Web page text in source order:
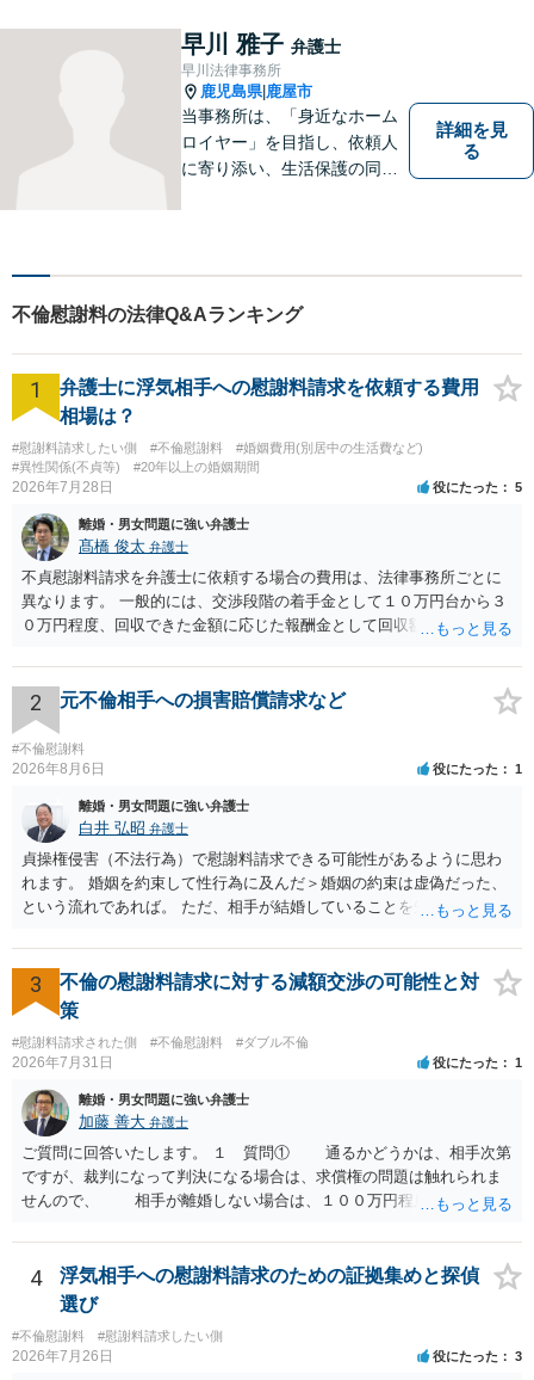
早川 雅子 弁護士
早川法律事務所
鹿児島県| 鹿屋市
当事務所は、「身近なホーム
ロイヤー」を目指し、依頼人
に寄り添い、生活保護の同行
詳細を見
る
不倫慰謝料の法律Q&Aランキング
1
弁護士に浮気相手への慰謝料請求を依頼する費用
相場は？
#慰謝料請求したい側 #不倫慰謝料
#婚姻費用(別居中の生活費など)
#異性関係(不貞等)
#20年以上の婚姻期間
2026年7月28日 役にたった 5
離婚・男女問題に強い弁護士
髙橋 俊太 弁護士
不貞慰謝料請求を弁護士に依頼する場合の費用は、法律事務所ごとに
異なります。 一般的には、交渉段階の着手金として１０万円台から３
０万円程度、回収できた金額に応じた報酬金として回収額の１０％か
には、追加着手金や日当、実費が発生することもあります。 もっと
も、証拠が十分にあるか、相手方の住所・勤務先が分かるか、慰謝料
額、離婚の有無、交渉で終わるか訴訟まで見込むかによって、費用は
変わり得ます。依頼前に、交渉だけの場合、訴訟になった場合、回収
できなかった場合の費用を確認しておくとよいでしょう。 弁護士選び
通しを過度に楽観的に言い過ぎないか、質問に具体的に答えてくれる
か、連絡方法（メール、電話、弁護士直接か事務局員を介するかな
ど）や対応スピードが合うかを確認するとよいと思います。いずれに
しましても、弁護士への相談・依頼にあたっては、証拠資料、夫と相
手方の関係、相手方の氏名・住所等、夫婦関係への影響、離婚予定の
2 元不倫相手への損害賠償請求など
#不倫慰謝料
2026年8月6日 役にたった 1
離婚・男女問題に強い弁護士
白井 弘昭 弁護士
貞操権侵害（不法行為）で慰謝料請求できる可能性があるように思わ
れます。 婚姻を約束して性行為に及んだ＞婚姻の約束は虚偽だった、
という流れであれば。 ただ、相手が結婚していることを知って行為に
性も認められそうですので、あまり慰謝料は高額にならないように思
われます。 一度、最寄りの弁護士に相談してみてください。
3
不倫の慰謝料請求に対する減額交渉の可能性と対
策
#慰謝料請求された側 #不倫慰謝料 #ダブル不倫
2026年7月31日 役にたった 1
離婚・男女問題に強い弁護士
加藤 善大 弁護士
ご質問に回答いたします。 １ 質問① 通るかどうかは、相手次第
ですが、裁判になって判決になる場合は、求償権の問題は触れられま
せんので、 相手が離婚しない場合は、１００万円程度となる可能
するデメリットはありますから（経済的、時間的、精神的負担等）、
反対にご自身が、裁判も辞さずという姿勢を示すことで、プラス
に働く可能性は有り得ます。 交渉で解決する多くの場合は、相手
が弁護士に依頼しているケースで、５０万円以下で合意できる場合は
稀であると思います。 通常は、６０万円から８０万円程度になる
ことが多いというのが私の印象です。 ２ 質問② ご記載の内容が
4
浮気相手への慰謝料請求のための証拠集めと探偵
選び
#不倫慰謝料 #慰謝料請求したい側
2026年7月26日 役にたった 3